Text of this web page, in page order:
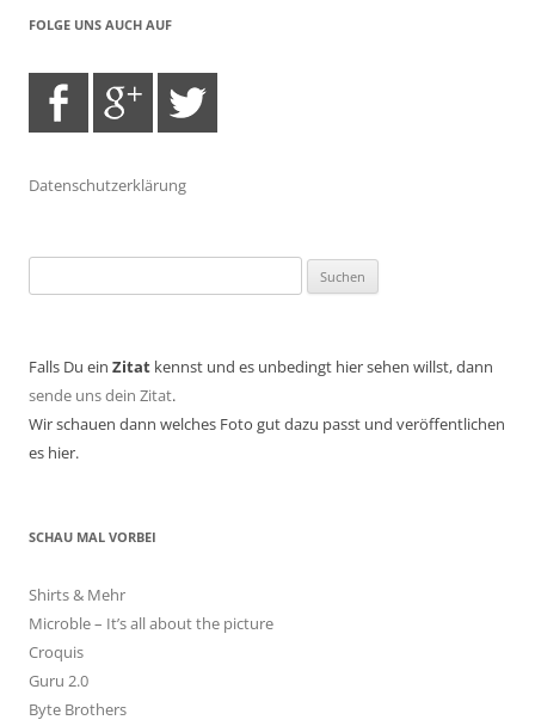
FOLGE UNS AUCH AUF
Datenschutzerklärung
nach:
Falls Du ein Zitat kennst und es unbedingt hier sehen willst, dann
sende uns dein Zitat.
Wir schauen dann welches Foto gut dazu passt und veröffentlichen
es hier.
SCHAU MAL VORBEI
Shirts & Mehr
Microble – It’s all about the picture
Croquis
Guru 2.0
Byte Brothers